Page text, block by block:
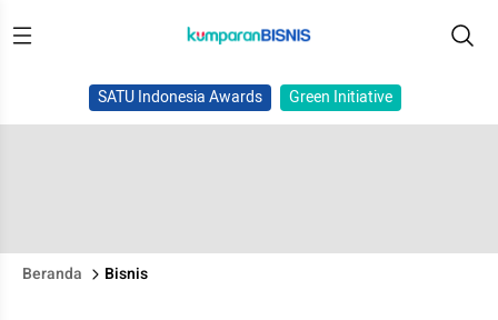
SATU Indonesia Awards Green Initiative
Beranda Bisnis